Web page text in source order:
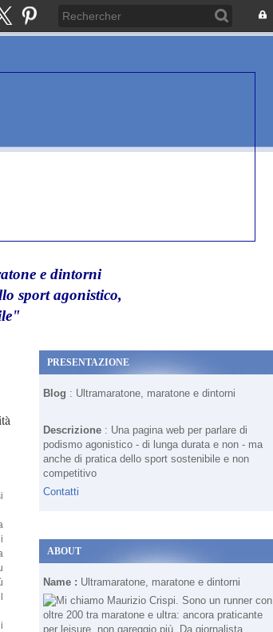
e dintorni
sport agonistico,
PRESENTAZIONE
Blog : Ultramaratone, maratone e dintorni
Descrizione : Una pagina web per parlare di
podismo agonistico - di lunga durata e non - ma
anche di pratica dello sport sostenibile e non
competitivo
Contatti
ABOUT
Name : Ultramaratone, maratone e dintorni